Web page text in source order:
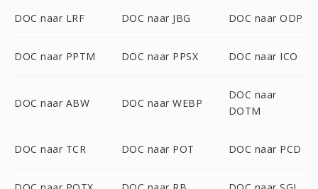
DOC naar LRF DOC naar JBG DOC naar ODP
DOC naar PPTM DOC naar PPSX DOC naar ICO
DOC naar ABW DOC naar WEBP
DOC naar
DOTM
DOC naar TCR DOC naar POT DOC naar PCD